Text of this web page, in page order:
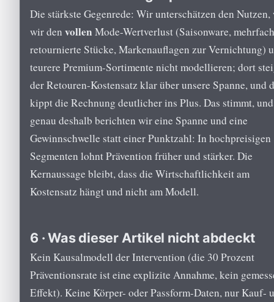
Die stärkste Gegenrede: Wir unterschätzen den Nutzen,
wir den vollen Mode-Wertverlust (Saisonware, mehrfach
retournierte Stücke, Markenauflagen zur Vernichtung)
teurere Premium-Sortimente nicht modellieren; dort
der Retouren-Kostensatz klar über unsere Spanne, und
kippt die Rechnung deutlicher ins Plus. Das stimmt, und
genau deshalb berichten wir eine Spanne und eine
Gewinnschwelle statt einer Punktzahl: In hochpreisigen
Segmenten lohnt Prävention früher und stärker. Die
Kernaussage bleibt, dass die Wirtschaftlichkeit am
Kostensatz hängt und nicht am Modell.
6 · Was dieser Artikel nicht abdeckt
Kein Kausalmodell der Intervention (die 30 Prozent
Präventionsrate ist eine explizite Annahme, kein
Effekt). Keine Körper- oder Passform-Daten, nur Kauf-